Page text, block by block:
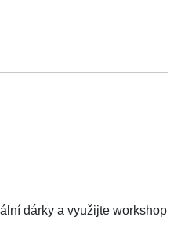
dárky a využijte workshop